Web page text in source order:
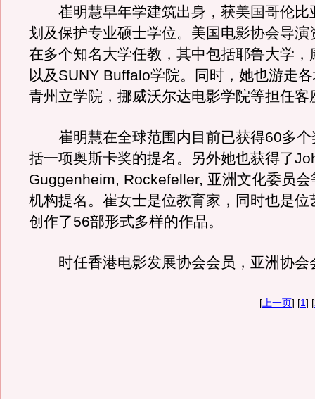
崔明慧早年学建筑出身，获美国哥伦比
划及保护专业硕士学位。美国电影协会导演
在多个知名大学任教，其中包括耶鲁大学，
以及SUNY Buffalo学院。同时，她也游走
青州立学院，挪威沃尔达电影学院等担任客
崔明慧在全球范围内目前已获得60多个
括一项奥斯卡奖的提名。另外她也获得了
Guggenheim, Rockefeller, 亚洲文化委员会
机构提名。崔女士是位教育家，同时也是位
创作了56部形式多样的作品。
时任香港电影发展协会会员，亚洲协会
[ 上一页] [1] [